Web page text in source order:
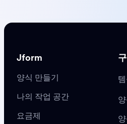
Jform
양식 만들기
나의 작업 공간
요금제